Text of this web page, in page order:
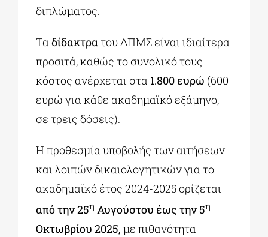
διπλώματος.
Τα δίδακτρα του ΔΠΜΣ είναι ιδιαίτερα
προσιτά, καθώς το συνολικό τους
κόστος ανέρχεται στα 1.800 ευρώ (600
ευρώ για κάθε ακαδημαϊκό εξάμηνο,
σε τρεις δόσεις).
Η προθεσμία υποβολής των αιτήσεων
και λοιπών δικαιολογητικών για το
ακαδημαϊκό έτος 2024-2025 ορίζεται
από την 25η Αυγούστου έως την 5η
Οκτωβρίου 2025, με πιθανότητα